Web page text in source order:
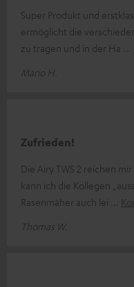
Super Produkt und
ermöglicht die
zu tragen und in der Ha
Mario H.
Zufrieden!
Die Airy TWS 2 reichen
kann ich die Kollegen
Rasenmäher auch lei
Thomas W.